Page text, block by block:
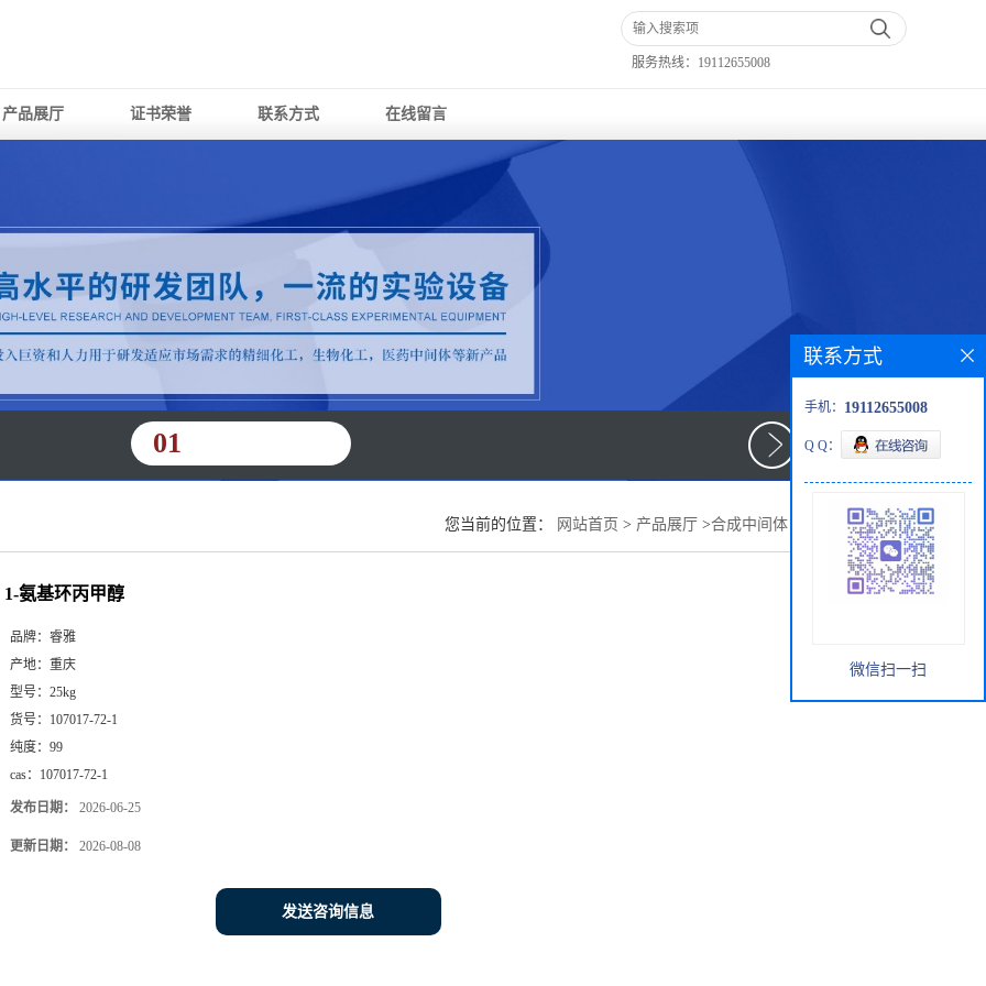
服务热线： 19112655008
产品展厅 证书荣誉 联系方式 在线留言
01
您当前的位置： 网站首页 > 产品展厅 >合成中间体 1-氨基环丙甲醇
1-氨基环丙甲醇
品牌： 睿雅
产地： 重庆
型号： 25kg
货号： 107017-72-1
纯度： 99
cas： 107017-72-1
发布日期： 2026-06-25
更新日期： 2026-08-08
发送咨询信息
联系方式
手机： 19112655008
Q Q：
微信扫一扫